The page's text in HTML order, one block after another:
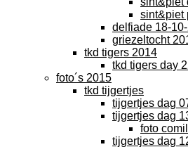
sint&piet
delfiade 18-
griezeltocht
tkd tigers 2014
tkd tigers day
foto´s 2015
tkd tijgertjes
tijgertjes dag
tijgertjes dag
foto
tijgertjes dag